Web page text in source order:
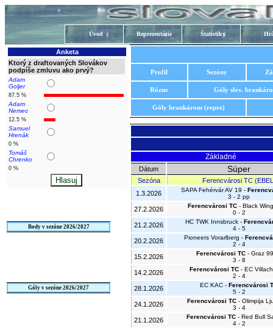
Úvod Reprezentácie Štatistiky
Anketa
Ktorý z draftovaných Slovákov
podpíše zmluvu ako prvý?
Adam
Goljer
87.5 %
Adam
Nemec
12.5 %
Samuel
Hrenák
0 %
Tomáš
Chrenko
0 %
Body v sezóne 2026/2027
Góly v sezóne 2026/2027
Profil Sezóny
Rôzne Góly slov.
Góly brankárom (repre)
Základné
Dátum Súper
Sezóna
Ferencvárosi TC
1.3.2026
SAPA Fehérvár AV 19 -
3 - 2 pp
27.2.2026 Ferencvárosi TC - Black
0 - 2
21.2.2026 HC TWK Innsbruck -
4 - 5
20.2.2026 Pioneers Vorarlberg -
2 - 4
15.2.2026 Ferencvárosi TC- Graz
3 - 8
14.2.2026 Ferencvárosi TC- EC
2 - 4
28.1.2026 EC KAC - Ferencvárosi
5 - 2
24.1.2026 Ferencvárosi TC- Olimpija
3 - 4
21.1.2026 Ferencvárosi TC- Red Bull
4 - 2